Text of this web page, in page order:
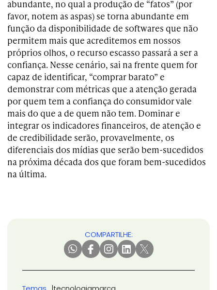
abundante, no qual a produção de “fatos” (por
favor, notem as aspas) se torna abundante em
função da disponibilidade de softwares que não
permitem mais que acreditemos em nossos
próprios olhos, o recurso escasso passará a ser a
confiança. Nesse cenário, sai na frente quem for
capaz de identificar, “comprar barato” e
demonstrar com métricas que a atenção gerada
por quem tem a confiança do consumidor vale
mais do que a de quem não tem. Dominar e
integrar os indicadores financeiros, de atenção e
de credibilidade serão, provavelmente, os
diferenciais dos mídias que serão bem-sucedidos
na próxima década dos que foram bem-sucedidos
na última.
COMPARTILHE: